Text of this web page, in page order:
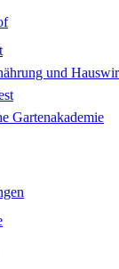
und
Gartenakademie